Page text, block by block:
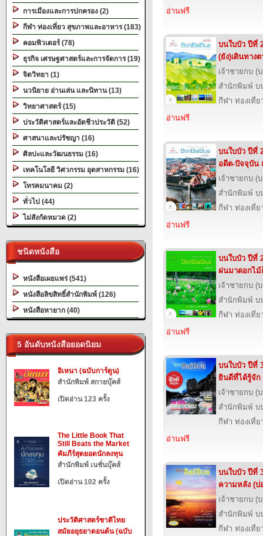
การเมืองและการปกครอง (2)
กีฬา ท่องเที่ยว สุขภาพและอาหาร (183)
คอมพิวเตอร์ (78)
ธุรกิจ เศรษฐศาสตร์และการจัดการ (19)
จิตวิทยา (1)
นวนิยาย อ่านเล่น และนิทาน (13)
วิทยาศาสตร์ (15)
ประวัติศาสตร์และอัตชีวประวัติ (52)
ศาสนาและปรัชญา (16)
ศิลปะและวัฒนธรรม (16)
เทคโนโลยี วิศวกรรม อุตสาหกรรม (16)
โทรคมนาคม (2)
ทั่วไป (44)
ไม่สังกัดหมวด (2)
ชนิดหนังสือ
หนังสือเผยแพร่ (541)
หนังสือลิขสิทธิ์สำนักพิมพ์ (126)
หนังสือหายาก (40)
5 อันดับหนังสือยอดนิยม
อิเหนา (ฉบับการ์ตูน)
สำนักพิมพ์ สกายบุ๊คส์
เปิดอ่าน 123 ครั้ง
The Little Book That
Still Beats the Market
คัมภีร์สุดยอดนักลงทุน
สำนักพิมพ์ เนชั่นบุ๊คส์
เปิดอ่าน 102 ครั้ง
ประวัติศาสตร์ชาติไทย
สมัยอยุธยาตอนต้น (ฉบับ
อ่านฟรี
บนใบบัว ปีที่
(ยัง)เดินทาง
เจ้าชายกบ (
สำนักพิมพ์ บ
กีฬา ท่องเที่
อ่านฟรี
บนใบบัว ปีที่
อดีต-ปัจจุบัน
เจ้าชายกบ (
สำนักพิมพ์ บ
กีฬา ท่องเที่
อ่านฟรี
บนใบบัว ปีที่
ฝนมาดอกไม้
เจ้าชายกบ (
สำนักพิมพ์ บ
กีฬา ท่องเที่
อ่านฟรี
บนใบบัว ปีที่
ยินดีที่ได้รู้จัก
เจ้าชายกบ (
สำนักพิมพ์ บ
กีฬา ท่องเที่
อ่านฟรี
บนใบบัว ปีที่
ความหลัง (บ่
เจ้าชายกบ (
สำนักพิมพ์ บ
กีฬา ท่องเที่